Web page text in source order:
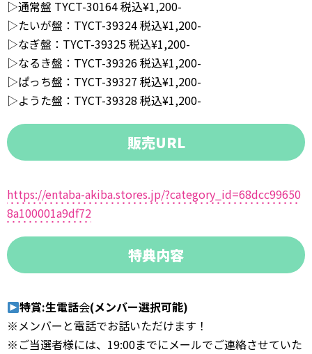
▷通常盤 TYCT-30164 税込¥1,200-
▷たいが盤：TYCT-39324 税込¥1,200-
▷なぎ盤：TYCT-39325 税込¥1,200-
▷なるき盤：TYCT-39326 税込¥1,200-
▷ぱっち盤：TYCT-39327 税込¥1,200-
▷ようた盤：TYCT-39328 税込¥1,200-
販売URL
https://entaba-akiba.stores.jp/?category_id=68dcc99650
8a100001a9df72
特典内容
特賞:生電話会(メンバー選択可能)
※メンバーと電話でお話いただけます！
※ご当選者様には、19:00までにメールでご連絡させていた